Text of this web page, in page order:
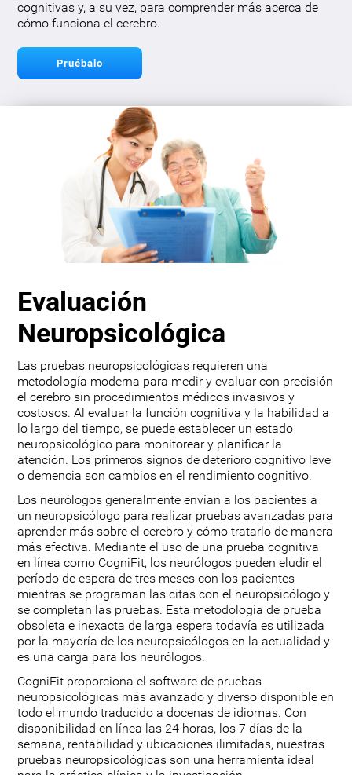
cognitivas y, a su vez, para comprender más acerca de
cómo funciona el cerebro.
Pruébalo
Evaluación
Neuropsicológica
Las pruebas neuropsicológicas requieren una
metodología moderna para medir y evaluar con precisión
el cerebro sin procedimientos médicos invasivos y
costosos. Al evaluar la función cognitiva y la habilidad a
lo largo del tiempo, se puede establecer un estado
neuropsicológico para monitorear y planificar la
atención. Los primeros signos de deterioro cognitivo leve
o demencia son cambios en el rendimiento cognitivo.
Los neurólogos generalmente envían a los pacientes a
un neuropsicólogo para realizar pruebas avanzadas para
aprender más sobre el cerebro y cómo tratarlo de manera
más efectiva. Mediante el uso de una prueba cognitiva
en línea como CogniFit, los neurólogos pueden eludir el
período de espera de tres meses con los pacientes
mientras se programan las citas con el neuropsicólogo y
se completan las pruebas. Esta metodología de prueba
obsoleta e inexacta de larga espera todavía es utilizada
por la mayoría de los neuropsicólogos en la actualidad y
es una carga para los neurólogos.
CogniFit proporciona el software de pruebas
neuropsicológicas más avanzado y diverso disponible en
todo el mundo traducido a docenas de idiomas. Con
disponibilidad en línea las 24 horas, los 7 días de la
semana, rentabilidad y ubicaciones ilimitadas, nuestras
pruebas neuropsicológicas son una herramienta ideal